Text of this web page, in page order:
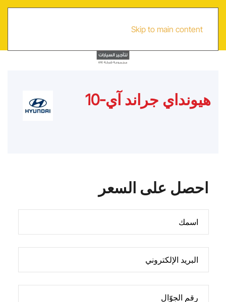
Skip to main content
هيونداي جراند آي-10
احصل على السعر